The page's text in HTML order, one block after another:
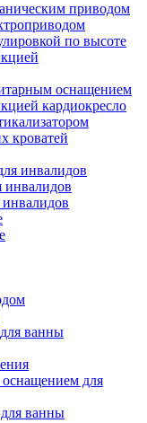
приводом
по высоте
оснащением
кардиокресло
кроватей
инвалидов
инвалидов
ванны
оснащением для
ванны